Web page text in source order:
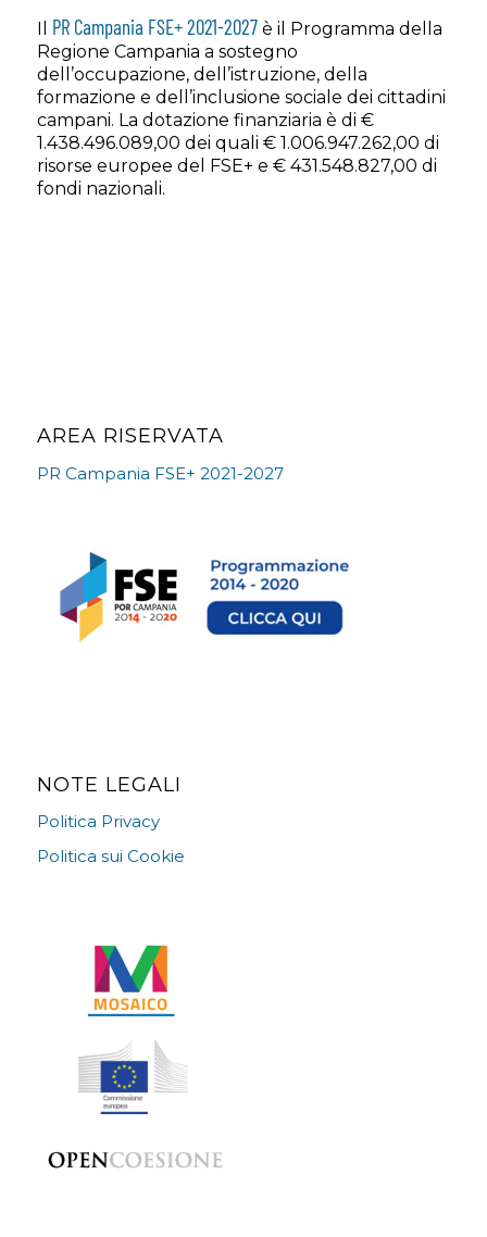
Il PR Campania FSE+ 2021-2027è il Programma della
Regione Campania a sostegno
dell’occupazione, dell’istruzione, della
formazione e dell’inclusione sociale dei cittadini
campani. La dotazione finanziaria è di €
1.438.496.089,00 dei quali € 1.006.947.262,00 di
risorse europee del FSE+ e € 431.548.827,00 di
fondi nazionali.
AREA RISERVATA
PR Campania FSE+ 2021-2027
NOTE LEGALI
Politica Privacy
Politica sui Cookie